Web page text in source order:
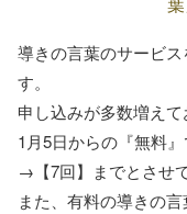
導きの言葉のサービ
す。
申し込みが多数増え
1月5日からの『無料
→【7回】までとさせ
また、有料の導きの